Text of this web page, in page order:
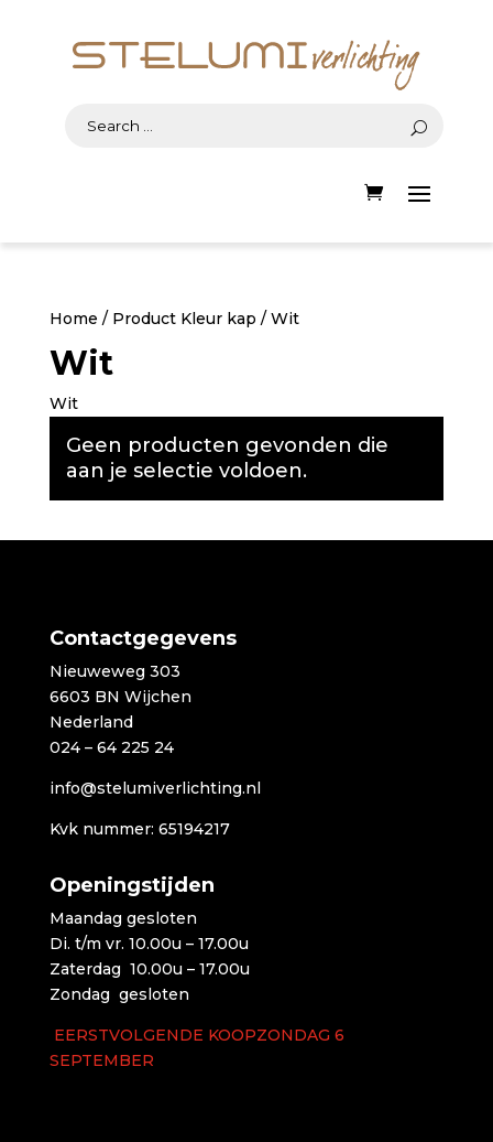
Home / Product Kleur kap / Wit
Wit
Wit
Geen producten gevonden die
aan je selectie voldoen.
Contactgegevens
Nieuweweg 303
6603 BN Wijchen
Nederland
024 – 64 225 24
info@stelumiverlichting.nl
Kvk nummer: 65194217
Openingstijden
Maandag gesloten
Di. t/m vr. 10.00u – 17.00u
Zaterdag 10.00u – 17.00u
Zondag gesloten
EERSTVOLGENDE KOOPZONDAG 6
SEPTEMBER